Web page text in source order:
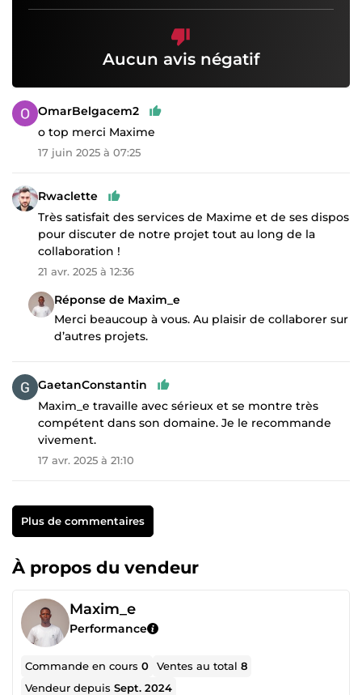
Aucun avis négatif
OmarBelgacem2
o top merci Maxime
17 juin 2025 à 07:25
Rwaclette
Très satisfait des services de Maxime et de ses dispos
pour discuter de notre projet tout au long de la
collaboration !
21 avr. 2025 à 12:36
Réponse de Maxim_e
Merci beaucoup à vous. Au plaisir de collaborer sur
d’autres projets.
GaetanConstantin
Maxim_e travaille avec sérieux et se montre très
compétent dans son domaine. Je le recommande
vivement.
17 avr. 2025 à 21:10
Plus de commentaires
À propos du vendeur
Maxim_e
Performance
Commande en cours0 Ventes au total8
Vendeur depuisSept. 2024